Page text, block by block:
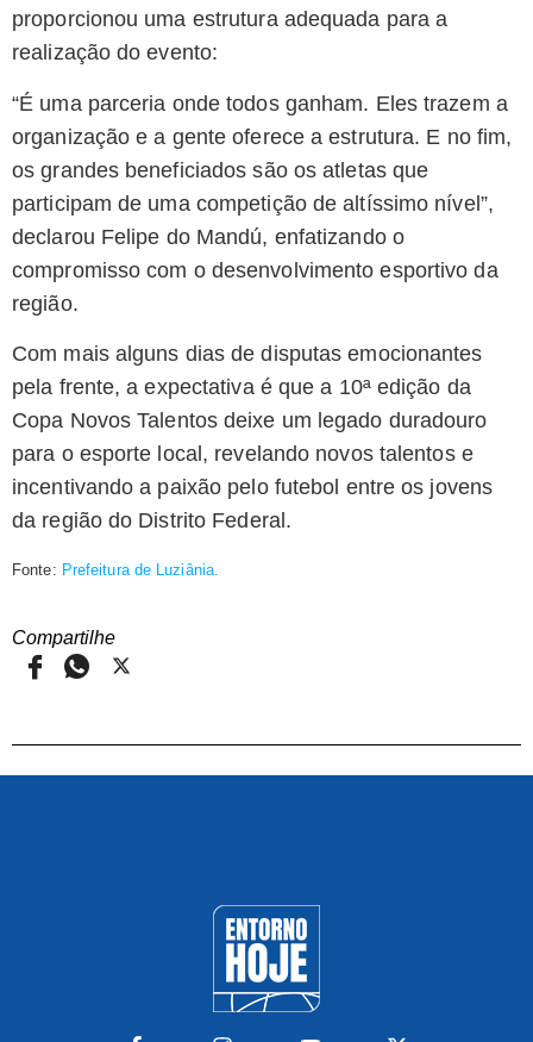
proporcionou uma estrutura adequada para a
realização do evento:
“É uma parceria onde todos ganham. Eles trazem a
organização e a gente oferece a estrutura. E no fim,
os grandes beneficiados são os atletas que
participam de uma competição de altíssimo nível”,
declarou Felipe do Mandú, enfatizando o
compromisso com o desenvolvimento esportivo da
região.
Com mais alguns dias de disputas emocionantes
pela frente, a expectativa é que a 10ª edição da
Copa Novos Talentos deixe um legado duradouro
para o esporte local, revelando novos talentos e
incentivando a paixão pelo futebol entre os jovens
da região do Distrito Federal.
Fonte: Prefeitura de Luziânia.
Compartilhe